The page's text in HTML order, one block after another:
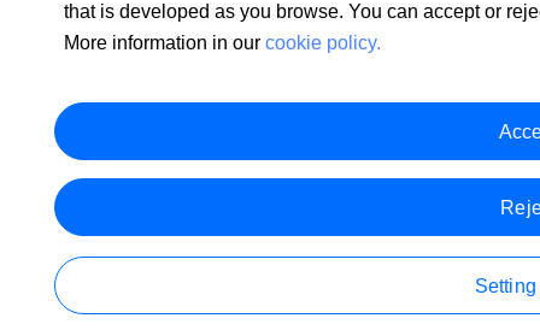
that is developed as you browse. You can accept or
More information in our cookie policy.